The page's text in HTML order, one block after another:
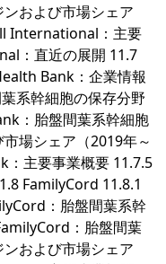
および市場シェア
International：主要
：直近の展開 11.7
Bank：企業情報
系幹細胞の保存分野
：胎盤間葉系幹細胞
場シェア（2019年～
主要事業概要 11.7.5
FamilyCord 11.8.1
：胎盤間葉系幹
：胎盤間葉
および市場シェア